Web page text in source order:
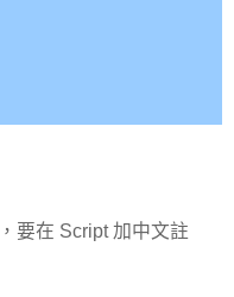
要在 Script 加中文註